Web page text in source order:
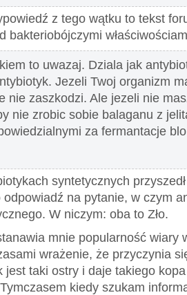
z tego wątku to tekst
bakteriobójczymi
to uwazaj. Dziala jak
Jezeli Twoj organizm
nie zaszkodzi. Ale jezeli nie
nie zrobic sobie balaganu z
za fermantacje
syntetycznych
odpowiadź na pytanie, w czym
W niczym: oba to Zło.
mnie popularność wiary
wrażenie, że przyczynia
jest taki ostry i daje takiego
kiedy szukam